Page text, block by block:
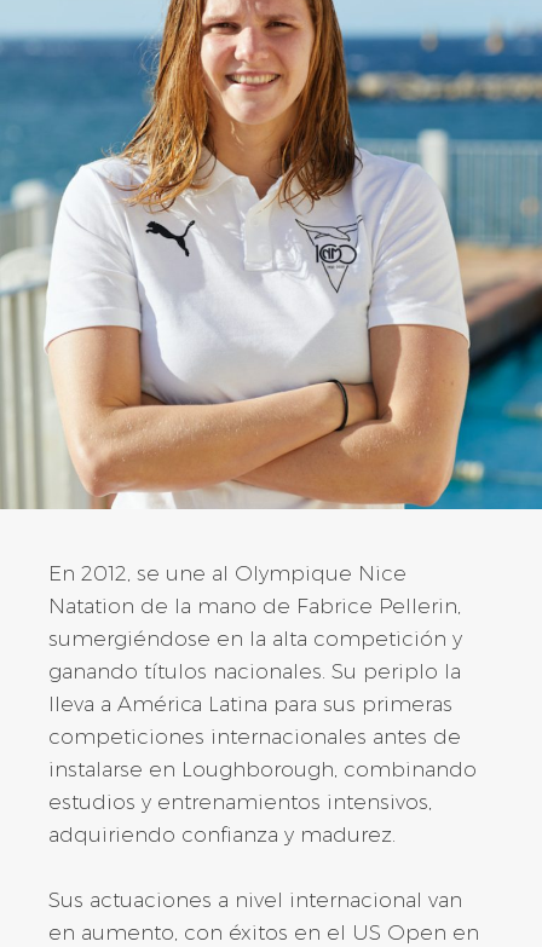
En 2012, se une al Olympique Nice
Natation de la mano de Fabrice Pellerin,
sumergiéndose en la alta competición y
ganando títulos nacionales. Su periplo la
lleva a América Latina para sus primeras
competiciones internacionales antes de
instalarse en Loughborough, combinando
estudios y entrenamientos intensivos,
adquiriendo confianza y madurez.
Sus actuaciones a nivel internacional van
en aumento, con éxitos en el US Open en